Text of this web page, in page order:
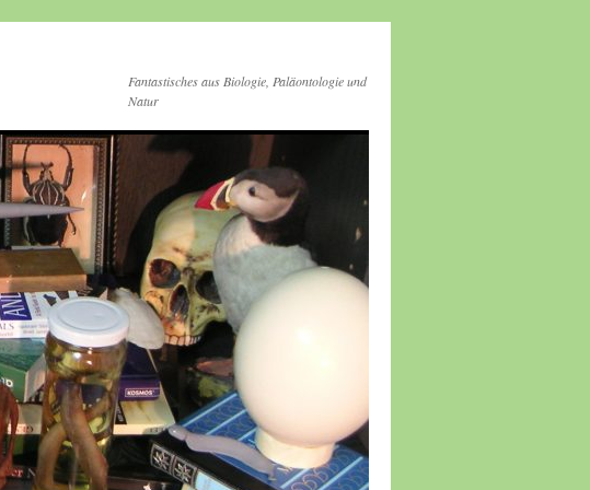
Fantastisches aus Biologie, Paläontologie und
Natur